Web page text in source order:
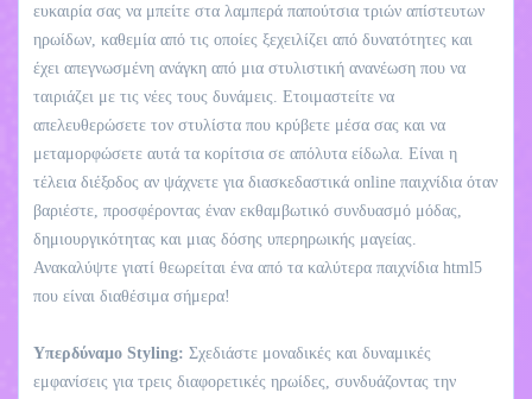
ευκαιρία σας να μπείτε στα λαμπερά παπούτσια τριών απίστευτων
ηρωίδων, καθεμία από τις οποίες ξεχειλίζει από δυνατότητες και
έχει απεγνωσμένη ανάγκη από μια στυλιστική ανανέωση που να
ταιριάζει με τις νέες τους δυνάμεις. Ετοιμαστείτε να
απελευθερώσετε τον στυλίστα που κρύβετε μέσα σας και να
μεταμορφώσετε αυτά τα κορίτσια σε απόλυτα είδωλα. Είναι η
τέλεια διέξοδος αν ψάχνετε για διασκεδαστικά online παιχνίδια όταν
βαριέστε, προσφέροντας έναν εκθαμβωτικό συνδυασμό μόδας,
δημιουργικότητας και μιας δόσης υπερηρωικής μαγείας.
Ανακαλύψτε γιατί θεωρείται ένα από τα καλύτερα παιχνίδια html5
που είναι διαθέσιμα σήμερα!
Υπερδύναμο Styling: Σχεδιάστε μοναδικές και δυναμικές
εμφανίσεις για τρεις διαφορετικές ηρωίδες, συνδυάζοντας την